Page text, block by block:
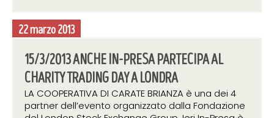
22 marzo 2013
15/3/2013 ANCHE IN-PRESA PARTECIPA AL
CHARITY TRADING DAY A LONDRA
LA COOPERATIVA DI CARATE BRIANZA è una dei 4
partner dell’evento organizzato dalla Fondazione